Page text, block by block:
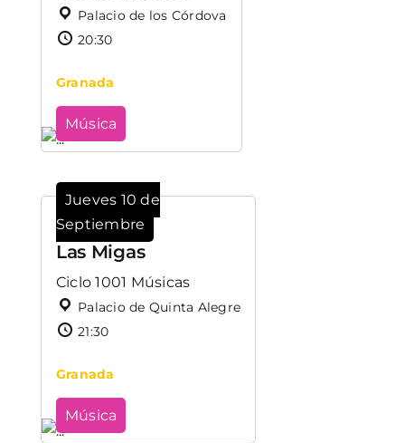
Palacio de los Córdova
20:30
Granada
Música
Jueves 10 de
Septiembre
Las Migas
Ciclo 1001 Músicas
Palacio de Quinta Alegre
21:30
Granada
Música